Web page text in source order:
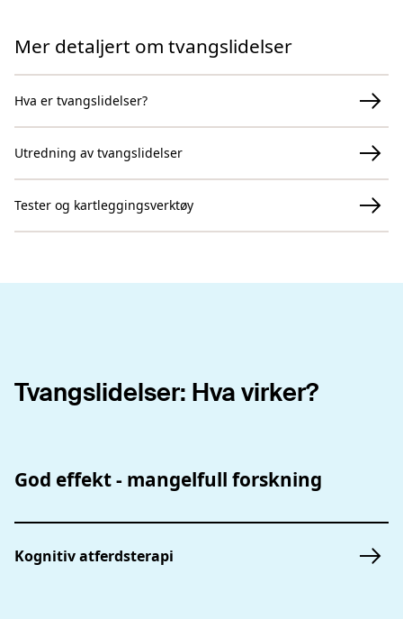
Mer detaljert om tvangslidelser
Hva er tvangslidelser?
Utredning av tvangslidelser
Tester og kartleggingsverktøy
Tvangslidelser: Hva virker?
God effekt - mangelfull forskning
Kognitiv atferdsterapi